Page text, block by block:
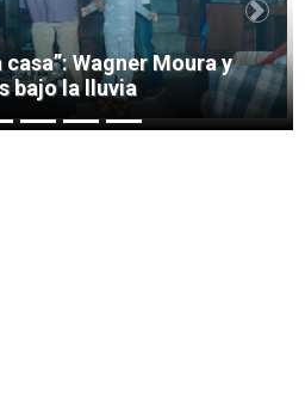
Wagner Moura y
bajo la lluvia
Next